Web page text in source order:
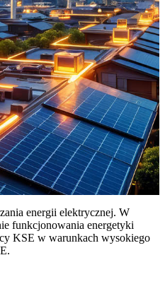
energii elektrycznej. W
funkcjonowania energetyki
KSE w warunkach wysokiego